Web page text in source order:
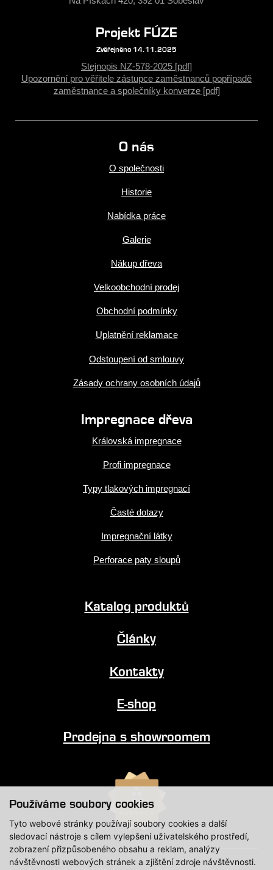
Používáme soubory cookies
Tyto webové stránky používají soubory cookies a další
sledovací nástroje s cílem vylepšení uživatelského prostředí,
zobrazení přizpůsobeného obsahu a reklam, analýzy
návštěvnosti webových stránek a zjištění zdroje návštěvnosti.
Projekt FÚZE
Zvěřejněno 14.11.2025
Stejnopis NZ-578-2025 [pdf]
Upozornění pro věřitele zástupce zaměstnanců popřípadě
zaměstnance a společníky konverze [pdf]
O nás
O společnosti
Historie
Nabídka práce
Galerie
Nákup dřeva
Velkoobchodní prodej
Obchodní podmínky
Uplatnění reklamace
Odstoupení od smlouvy
Zásady ochrany osobních údajů
Impregnace dřeva
Královská impregnace
Profi impregnace
Typy tlakových impregnací
Časté dotazy
Impregnační látky
Perforace paty sloupů
Katalog produktů
Články
Kontakty
E-shop
Prodejna s showroomem